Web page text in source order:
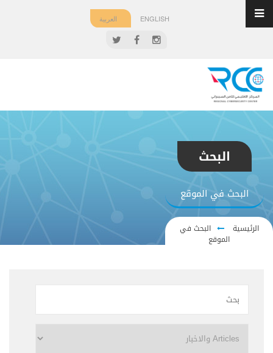
ENGLISH العربية
البحث
البحث في الموقع
الرئيسية
البحث في
الموقع